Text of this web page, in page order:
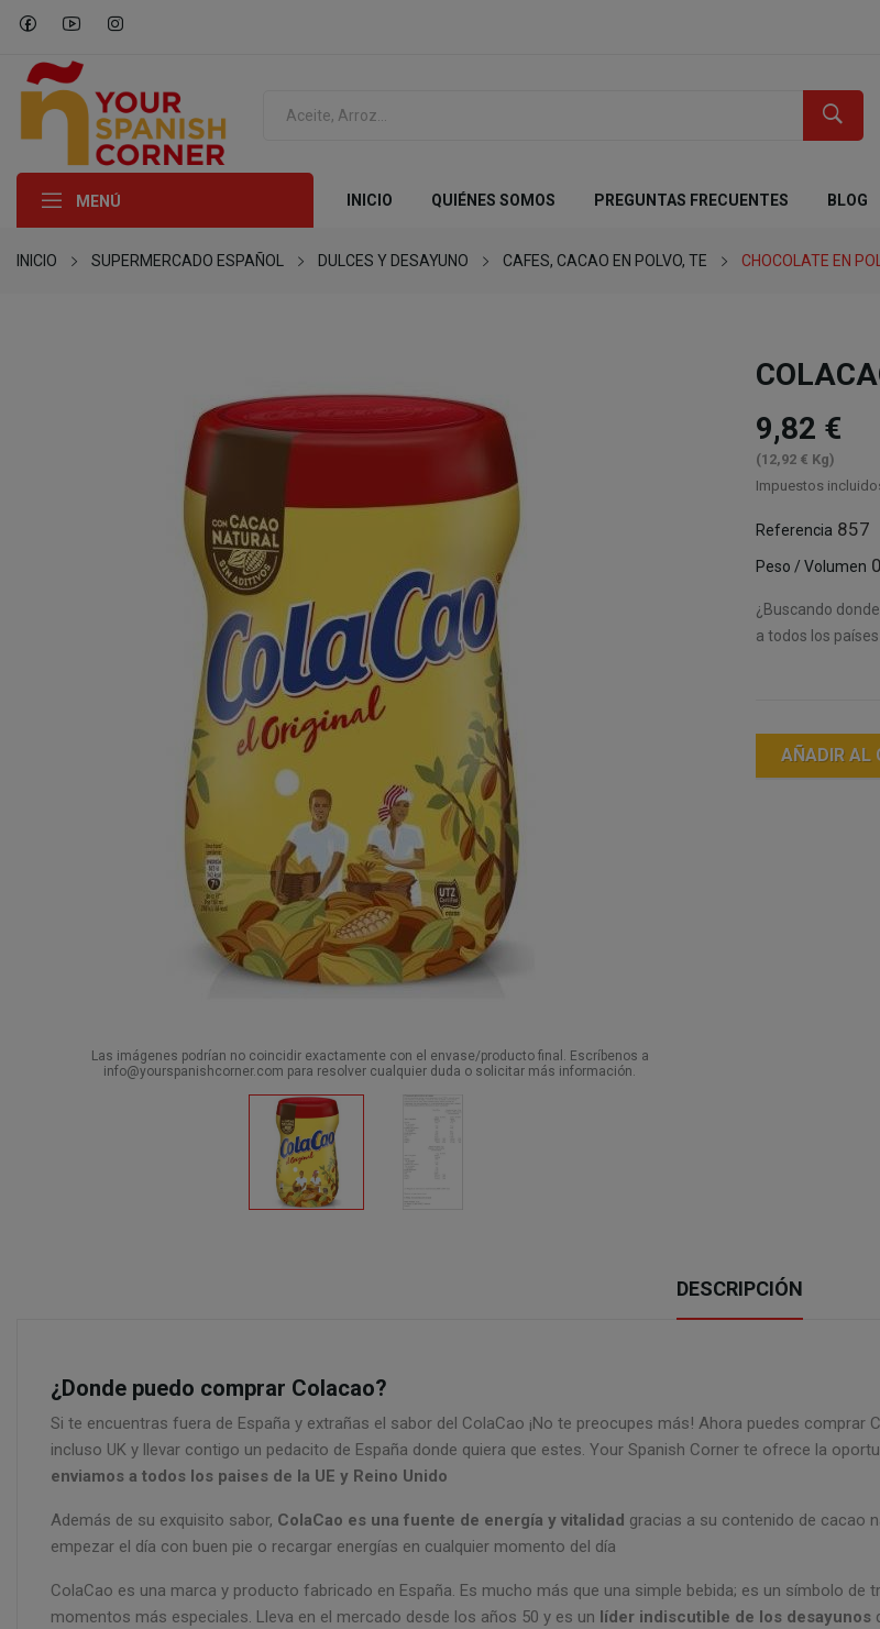
MENÚ INICIO QUIÉNES SOMOS PREGUNTAS FRECUENTES BLOG
INICIO SUPERMERCADO ESPAÑOL DULCES Y DESAYUNO CAFES, CACAO EN POLVO, TE CHOCOLATE EN
Las imágenes podrían no coincidir exactamente con el envase/producto final. Escríbenos a
info@yourspanishcorner.com para resolver cualquier duda o solicitar más información.
9,82 €
(12,92 € Kg)
Impuestos
Referencia 857
Peso / Volumen
¿Buscando
a todos los
AÑADIR AL
DESCRIPCIÓN
¿Donde puedo comprar Colacao?
Si te encuentras fuera de España y extrañas el sabor del ColaCao ¡No te preocupes más! Ahora puedes comprar
incluso UK y llevar contigo un pedacito de España donde quiera que estes. Your Spanish Corner te ofrece la
enviamos a todos los paises de la UE y Reino Unido
Además de su exquisito sabor, ColaCao es una fuente de energía y vitalidad gracias a su contenido de cacao
empezar el día con buen pie o recargar energías en cualquier momento del día
ColaCao es una marca y producto fabricado en España. Es mucho más que una simple bebida; es un símbolo
momentos más especiales. Lleva en el mercado desde los años 50 y es un líder indiscutible de los desayunos